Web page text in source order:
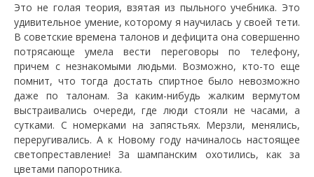
Это не голая теория, взятая из пыльного учебника. Это
удивительное умение, которому я научилась у своей тети.
В советские времена талонов и дефицита она совершенно
потрясающе умела вести переговоры по телефону,
причем с незнакомыми людьми. Возможно, кто-то еще
помнит, что тогда достать спиртное было невозможно
даже по талонам. За каким-нибудь жалким вермутом
выстраивались очереди, где люди стояли не часами, а
сутками. С номерками на запястьях. Мерзли, менялись,
переругивались. А к Новому году начиналось настоящее
светопреставление! За шампанским охотились, как за
цветами папоротника.